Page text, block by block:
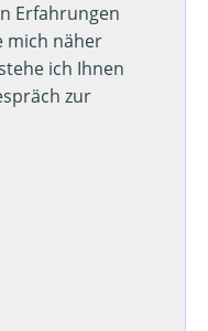
Erfahrungen
mich näher
ich Ihnen
zur